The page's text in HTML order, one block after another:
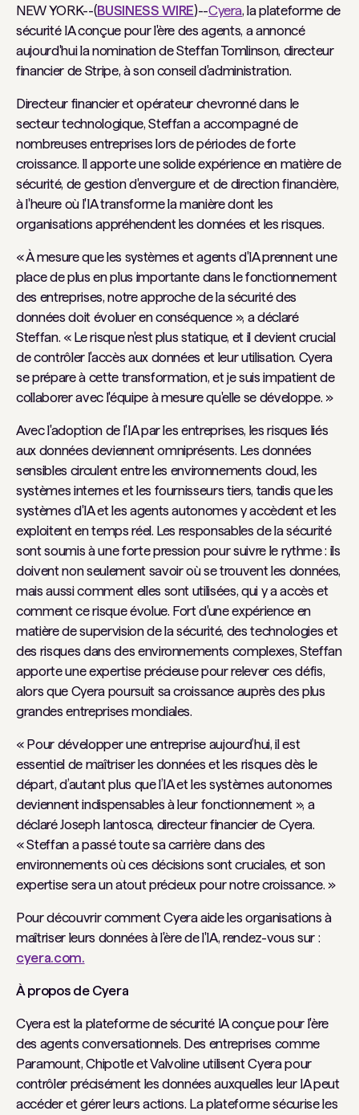
NEW YORK--(BUSINESS WIRE)--Cyera, la plateforme de
sécurité IA conçue pour l'ère des agents, a annoncé
aujourd'hui la nomination de Steffan Tomlinson, directeur
financier de Stripe, à son conseil d'administration.
Directeur financier et opérateur chevronné dans le
secteur technologique, Steffan a accompagné de
nombreuses entreprises lors de périodes de forte
croissance. Il apporte une solide expérience en matière de
sécurité, de gestion d'envergure et de direction financière,
à l'heure où l'IA transforme la manière dont les
organisations appréhendent les données et les risques.
« À mesure que les systèmes et agents d'IA prennent une
place de plus en plus importante dans le fonctionnement
des entreprises, notre approche de la sécurité des
données doit évoluer en conséquence », a déclaré
Steffan. « Le risque n'est plus statique, et il devient crucial
de contrôler l'accès aux données et leur utilisation. Cyera
se prépare à cette transformation, et je suis impatient de
collaborer avec l'équipe à mesure qu'elle se développe. »
Avec l'adoption de l'IA par les entreprises, les risques liés
aux données deviennent omniprésents. Les données
sensibles circulent entre les environnements cloud, les
systèmes internes et les fournisseurs tiers, tandis que les
systèmes d'IA et les agents autonomes y accèdent et les
exploitent en temps réel. Les responsables de la sécurité
sont soumis à une forte pression pour suivre le rythme : ils
doivent non seulement savoir où se trouvent les données,
mais aussi comment elles sont utilisées, qui y a accès et
comment ce risque évolue. Fort d'une expérience en
matière de supervision de la sécurité, des technologies et
des risques dans des environnements complexes, Steffan
apporte une expertise précieuse pour relever ces défis,
alors que Cyera poursuit sa croissance auprès des plus
grandes entreprises mondiales.
« Pour développer une entreprise aujourd’hui, il est
essentiel de maîtriser les données et les risques dès le
départ, d’autant plus que l’IA et les systèmes autonomes
deviennent indispensables à leur fonctionnement », a
déclaré Joseph Iantosca, directeur financier de Cyera.
« Steffan a passé toute sa carrière dans des
environnements où ces décisions sont cruciales, et son
expertise sera un atout précieux pour notre croissance. »
Pour découvrir comment Cyera aide les organisations à
maîtriser leurs données à l'ère de l'IA, rendez-vous sur :
cyera.com.
À propos de Cyera
Cyera est la plateforme de sécurité IA conçue pour l'ère
des agents conversationnels. Des entreprises comme
Paramount, Chipotle et Valvoline utilisent Cyera pour
contrôler précisément les données auxquelles leur IA peut
accéder et gérer leurs actions. La plateforme sécurise les